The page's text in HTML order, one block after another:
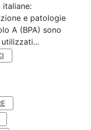
e patologie
A (BPA) sono